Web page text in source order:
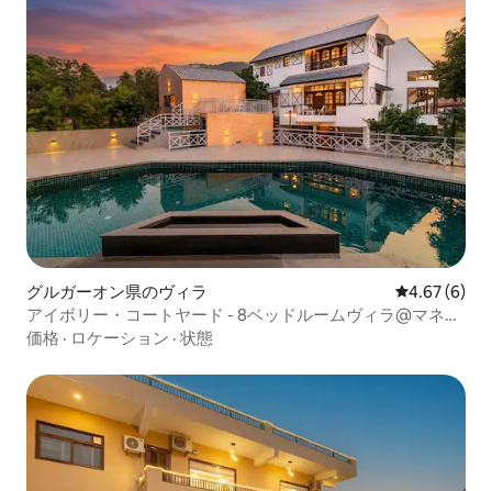
グルガーオン県のヴィラ レビュー6
4.67 (6)
アイボリー・コートヤード - 8ベッドルームヴィラ@マネサ
ール、スチームルーム付き
価格 · ロケーション · 状態